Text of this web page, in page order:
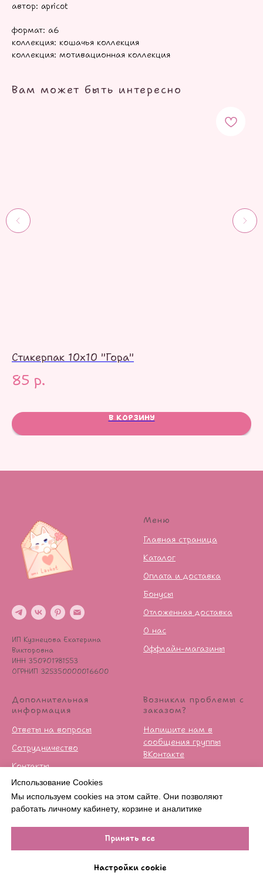
Использование Cookies
Мы используем cookies на этом сайте. Они позволяют
работать личному кабинету, корзине и аналитике
Принять все
Настройки cookie
В КОРЗИНУ
автор: apricot
формат: а6
коллекция: кошачья коллекция
коллекция: мотивационная коллекция
Вам может быть интересно
Стикерпак 10х10 "Гора"
85 р.
В КОРЗИНУ
ИП Кузнецова Екатерина
Викторовна
ИНН 350701781553
ОГРНИП 325350000016600
Меню
Главная страница
Каталог
Оплата и доставка
Бонусы
Отложенная доставка
О нас
Оффлайн-магазины
Дополнительная
информация
Ответы на вопросы
Сотрудничество
Контакты
Публичная оферта
Политика
конфиденцильности
Возникли проблемы с
заказом?
Напишите нам в
сообщения группы
ВКонтакте